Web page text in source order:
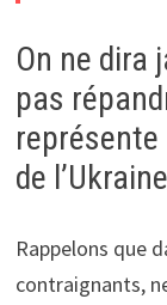
On ne dira
pas
représente
de
Rappelons que
contraignants,